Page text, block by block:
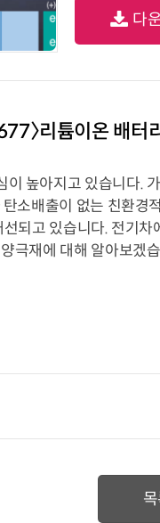
다
〉리튬이온 배터
높아지고 있습니다.
소배출이 없는 친환
되고 있습니다. 전기
극재에 대해 알아보겠